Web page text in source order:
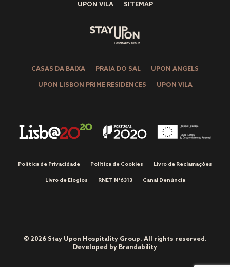
UPON VILA SITEMAP
CASAS DA BAIXA PRAIA DO SAL UPON ANGELS
UPON LISBON PRIME RESIDENCES UPON VILA
Política de Privacidade Política de Cookies Livro de Reclamações
Livro de Elogios RNET Nº6313 Canal Denúncia
© 2026 Stay Upon Hospitality Group. All rights reserved.
Developed by Brandability